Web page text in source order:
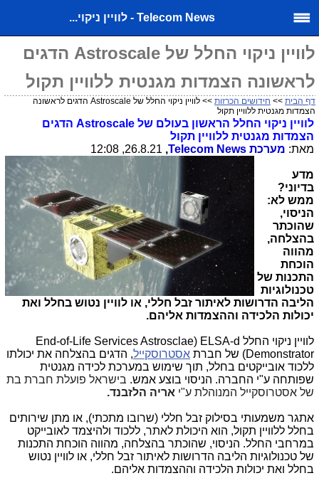
Telecom News - לוויין ניקוי...
לוויין ניקוי החלל של Astroscale הדגים
לראשונה הצמדות מגנטית ללוויין תקול
דף הבית >> חידושים הכרזות
>> לוויין ניקוי החלל של Astroscale הדגים לראשונה
הצמדות מגנטית ללוויין תקול
לוויין ניקוי החלל הראשון בעולם של Astroscale הדגים
הצמדות מגנטית ללוויין תקול
מאת: מערכת Telecom News
,
מדע
בדיוני?
ממש לא:
הניסוי,
שהוכתר
בהצלחה,
מהווה
הוכחת
התכנות של
טכנולוגיות
הליבה הדרושות לאיתור זבל חללי, או לוויין נטוש בחלל ואת
יכולות הלכידה וההצמדות אליהם.
לוויין ניקוי החלל ELSA-d
(
End-of-Life Services Astrosclae
Demonstrator) של חברת אסטרוסקייל, הדגים בהצלחה את יכולתו
ללכוד אובייקטים בחלל, תוך שימוש במערכת לכידה מגנטית
שפותחה ע"י החברה. הניסוי בוצע אמש. בישראל פועלת חברת בת
של אסטרוסקייל המנוהלת ע"י אריה הלזבנד.
אתגר משמעותי בסילוק זבל חללי (שרובו מתכתי), או מתן שירותים
בחלל ללוויין תקול, הוא היכולת לאתר, ללכוד ולהיצמד לאובייקט
במרחבי החלל. הניסוי, שהוכתר בהצלחה, מהווה הוכחת התכנות
של טכנולוגיות הליבה הדרושות לאיתור זבל חללי, או לוויין נטוש
בחלל ואת יכולות הלכידה וההצמדות אליהם.